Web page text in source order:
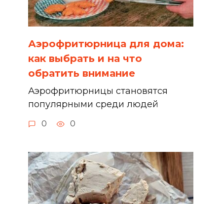
Аэрофритюрница для дома:
как выбрать и на что
обратить внимание
Аэрофритюрницы становятся
популярными среди людей
0 0